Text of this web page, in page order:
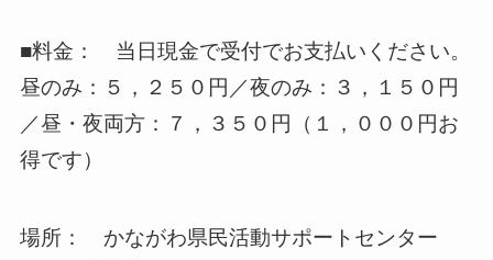
■料金： 当日現金で受付でお支払いください。
昼のみ：５，２５０円／夜のみ：３，１５０円
／昼・夜両方：７，３５０円（１，０００円お
得です）
場所： かながわ県民活動サポートセンター